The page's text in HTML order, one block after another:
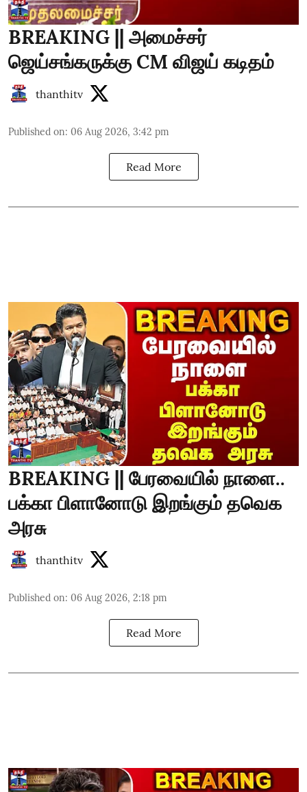
BREAKING || அமைச்சர்
ஜெய்சங்கருக்கு CM விஜய் கடிதம்
thanthitv
Published on: 06 Aug 2026, 3:42 pm
Read More
BREAKING || பேரவையில் நாளை..
பக்கா பிளானோடு இறங்கும் தவெக
அரசு
thanthitv
Published on: 06 Aug 2026, 2:18 pm
Read More